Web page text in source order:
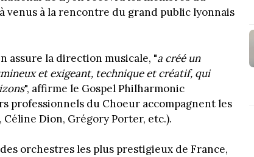
venus à la rencontre du grand public lyonnais
assure la direction musicale, "a créé un
et exigeant, technique et créatif, qui
", affirme le Gospel Philharmonic
professionnels du Choeur accompagnent les
Dion, Grégory Porter, etc.).
orchestres les plus prestigieux de France,